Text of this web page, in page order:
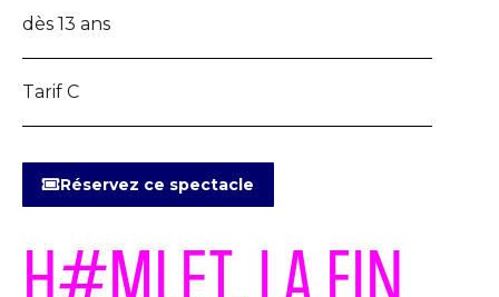
dès 13 ans
Tarif C
Réservez ce spectacle
H#MLET, LA FIN